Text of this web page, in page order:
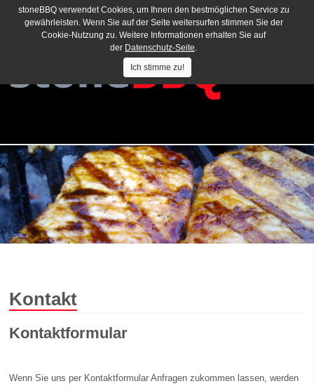
Kontakt
Kontaktformular
Wenn Sie uns per Kontaktformular Anfragen zukommen lassen, werden
stoneBBQ verwendet Cookies, um Ihnen den bestmöglichen Service zu
gewährleisten. Wenn Sie auf der Seite weitersurfen stimmen Sie der
Cookie-Nutzung zu. Weitere Informationen erhalten Sie auf
der Datenschutz-Seite.
Ich stimme zu!